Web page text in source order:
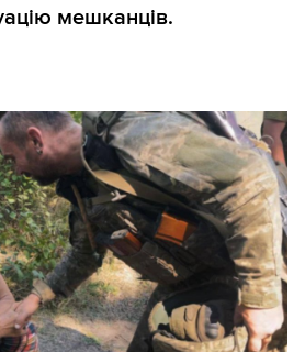
мешканців.